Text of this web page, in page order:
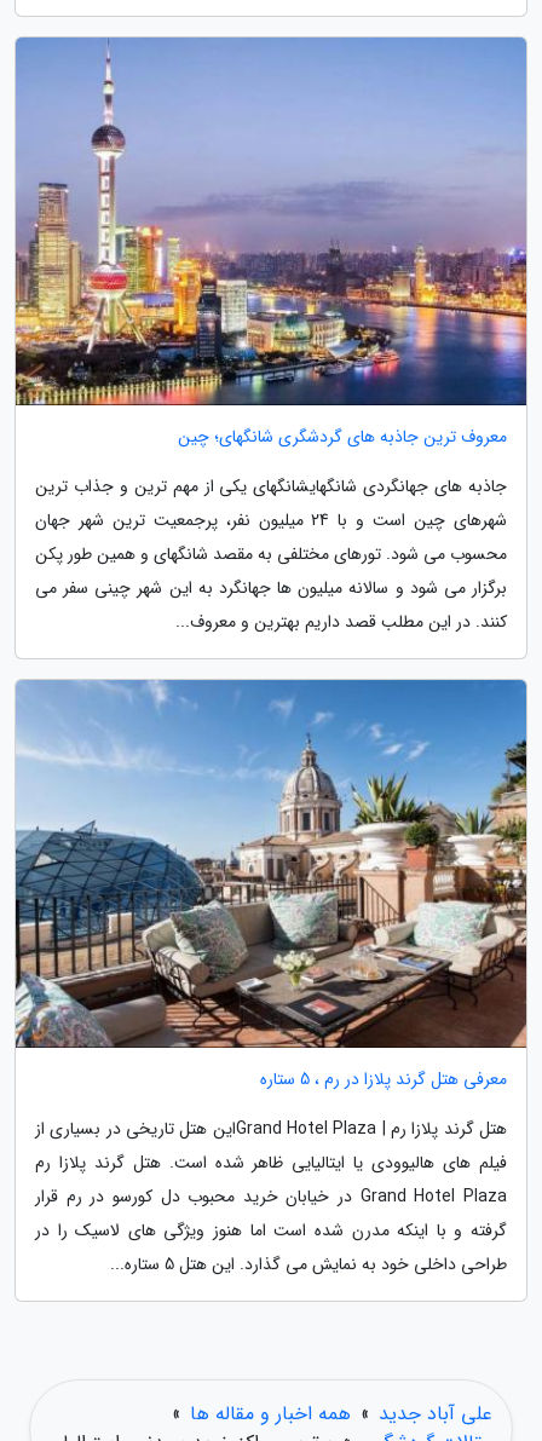
معروف ترین جاذبه های گردشگری شانگهای؛ چین
جاذبه های جهانگردی شانگهایشانگهای یکی از مهم ترین و جذاب ترین
شهرهای چین است و با 24 میلیون نفر، پرجمعیت ترین شهر جهان
محسوب می شود. تورهای مختلفی به مقصد شانگهای و همین طور پکن
برگزار می شود و سالانه میلیون ها جهانگرد به این شهر چینی سفر می
کنند. در این مطلب قصد داریم بهترین و معروف...
معرفی هتل گرند پلازا در رم ، 5 ستاره
هتل گرند پلازا رم | Grand Hotel Plazaاین هتل تاریخی در بسیاری از
فیلم های هالیوودی یا ایتالیایی ظاهر شده است. هتل گرند پلازا رم
Grand Hotel Plaza در خیابان خرید محبوب دل کورسو در رم قرار
گرفته و با اینکه مدرن شده است اما هنوز ویژگی های لاسیک را در
طراحی داخلی خود به نمایش می گذارد. این هتل 5 ستاره...
علی آباد جدید » همه اخبار و مقاله ها »